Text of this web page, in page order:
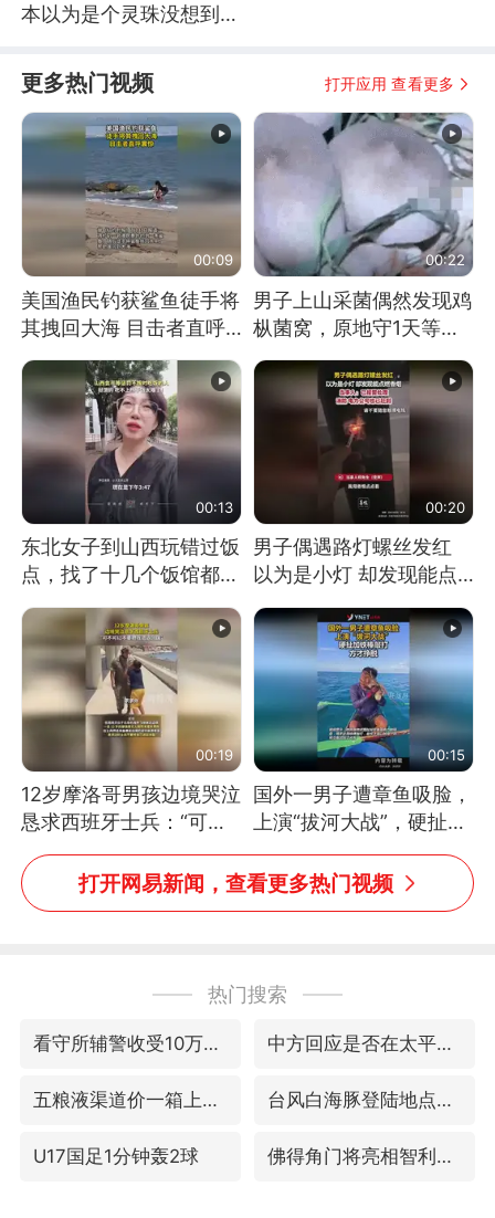
本以为是个灵珠没想到是
更多热门视频 打开应用 查看更多
00:09
美国渔民钓获鲨鱼徒手将
其拽回大海 目击者直呼
震惊 （视频来源：参考
消息）
00:22
男子上山采菌偶然发现鸡
枞菌窝，原地守1天等它
长大：挖了140多朵
00:13
东北女子到山西玩错过饭
点，找了十几个饭馆都没
开门：午休到几点
00:20
男子偶遇路灯螺丝发红
以为是小灯 却发现能点
燃香烟 当事人：已报警
处理
00:19
12岁摩洛哥男孩边境哭泣
恳求西班牙士兵：“可不
可以不要把我遣返回国”
00:15
国外一男子遭章鱼吸脸，
上演“拔河大战”，硬扯加
铁棒敲打方才挣脱
打开网易新闻，查看更多热门视频
热门搜索
看守所辅警收受10万获刑1年 中方回应是否在太平洋海底开采稀土
五粮液渠道价一箱上涨近百元 台风白海豚登陆地点更新
U17国足1分钟轰2球 佛得角门将亮相智利俱乐部主场